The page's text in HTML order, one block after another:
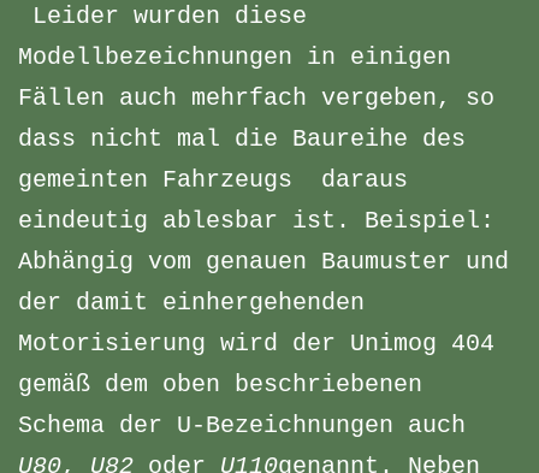
Leider wurden diese
Modellbezeichnungen in einigen
Fällen auch mehrfach vergeben, so
dass nicht mal die Baureihe des
gemeinten Fahrzeugs daraus
eindeutig ablesbar ist. Beispiel:
Abhängig vom genauen Baumuster und
der damit einhergehenden
Motorisierung wird der Unimog 404
gemäß dem oben beschriebenen
Schema der U-Bezeichnungen auch
U80, U82 oder U110genannt. Neben